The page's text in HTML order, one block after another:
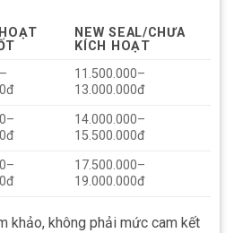
NEW SEAL/CHƯA
KÍCH HOẠT
11.500.000–
13.000.000đ
14.000.000–
15.500.000đ
17.500.000–
19.000.000đ
khảo, không phải mức cam kết